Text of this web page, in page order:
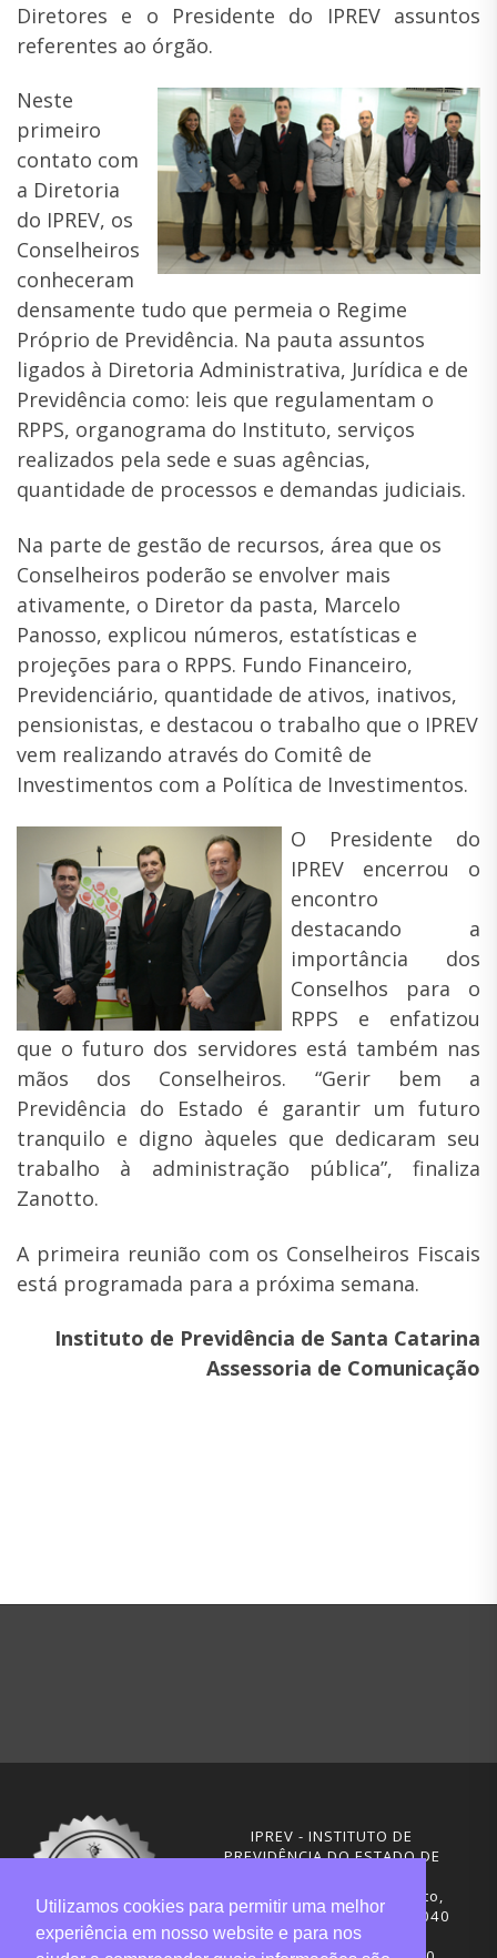
Diretores e o Presidente do IPREV assuntos
referentes ao órgão.
Neste
primeiro
contato com
a Diretoria
do IPREV, os
Conselheiros
conheceram
densamente tudo que permeia o Regime
Próprio de Previdência. Na pauta assuntos
ligados à Diretoria Administrativa, Jurídica e de
Previdência como: leis que regulamentam o
RPPS, organograma do Instituto, serviços
realizados pela sede e suas agências,
quantidade de processos e demandas judiciais.
Na parte de gestão de recursos, área que os
Conselheiros poderão se envolver mais
ativamente, o Diretor da pasta, Marcelo
Panosso, explicou números, estatísticas e
projeções para o RPPS. Fundo Financeiro,
Previdenciário, quantidade de ativos, inativos,
pensionistas, e destacou o trabalho que o IPREV
vem realizando através do Comitê de
Investimentos com a Política de Investimentos.
O Presidente do
IPREV encerrou o
encontro
destacando a
importância dos
Conselhos para o
RPPS e enfatizou
que o futuro dos servidores está também nas
mãos dos Conselheiros. “Gerir bem a
Previdência do Estado é garantir um futuro
tranquilo e digno àqueles que dedicaram seu
trabalho à administração pública”, finaliza
Zanotto.
A primeira reunião com os Conselheiros Fiscais
está programada para a próxima semana.
Instituto de Previdência de Santa Catarina
Assessoria de Comunicação
IPREV - INSTITUTO DE
PREVIDÊNCIA DO ESTADO DE
Rua Visconde de Ouro Preto,
291 – Centro - CEP: 88020-040
Florianópolis - SC
Utilizamos cookies para permitir uma melhor
experiência em nosso website e para nos